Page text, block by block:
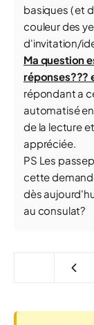
basiques ( et
couleur des
d'invitation/
Ma question
réponses???
répondant a
automatisé
de la lecture
appréciée.
PS Les
cette
dès
au consulat?